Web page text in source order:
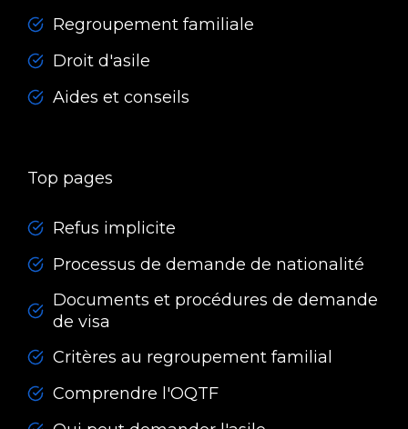
Regroupement familiale
Droit d'asile
Aides et conseils
Top pages
Refus implicite
Processus de demande de nationalité
Documents et procédures de demande
de visa
Critères au regroupement familial
Comprendre l'OQTF